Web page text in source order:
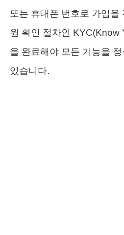
또는 휴대폰 번호로 가입을
원 확인 절차인 KYC(Know
을 완료해야 모든 기능을
있습니다.